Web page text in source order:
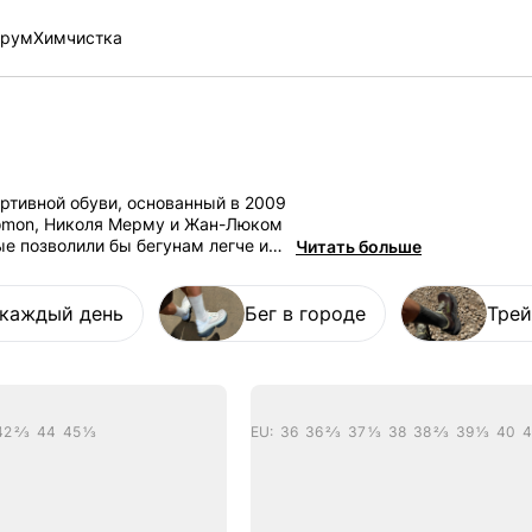
Химчистка
обуви, основанный в 2009
Николя Мерму и Жан-Люком
позволили бы бегунам легче и
изменили представление о
сердца бегунов по всему
амортизации —
кроссовки стали символом
Читать больше
день Бег в городе
2/3 44 45 1/3